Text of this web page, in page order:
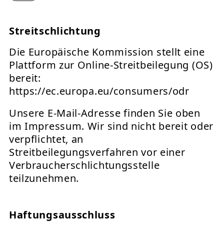
Streitschlichtung
Die Europäische Kommission stellt eine
Plattform zur Online-Streitbeilegung (OS)
bereit:
https://ec.europa.eu/consumers/odr
Unsere E-Mail-Adresse finden Sie oben
im Impressum. Wir sind nicht bereit oder
verpflichtet, an
Streitbeilegungsverfahren vor einer
Verbraucherschlichtungsstelle
teilzunehmen.
Haftungsausschluss